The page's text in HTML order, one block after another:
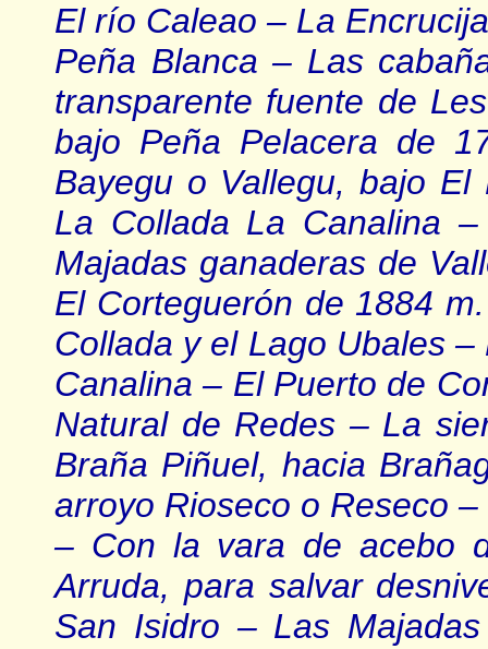
El río Caleao – La
Peña Blanca – Las
transparente fuente de
bajo Peña Pelacera de
Bayegu o Vallegu, bajo
La Collada La Canalina
Majadas ganaderas de
El Corteguerón de 1884
Collada y el Lago Ubales
Canalina – El Puerto de
Natural de Redes – La
Braña Piñuel, hacia
arroyo Rioseco o Reseco
– Con la vara de acebo
Arruda, para salvar
San Isidro – Las